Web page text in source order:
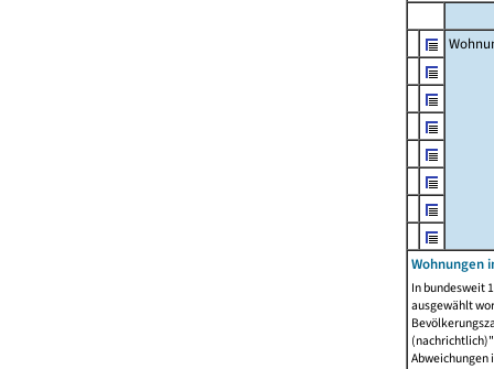
Wohnungen
In bundesweit
ausgewählt
Abweichungen